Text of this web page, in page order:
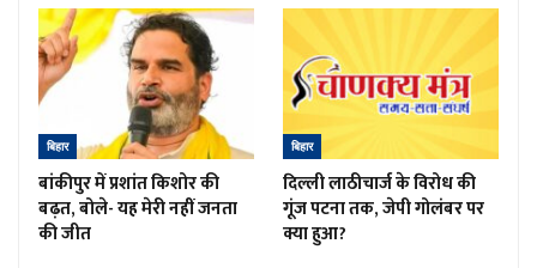
बिहार
बांकीपुर में प्रशांत किशोर की
बढ़त, बोले- यह मेरी नहीं जनता
की जीत
बिहार
दिल्ली लाठीचार्ज के विरोध की
गूंज पटना तक, जेपी गोलंबर पर
क्या हुआ?